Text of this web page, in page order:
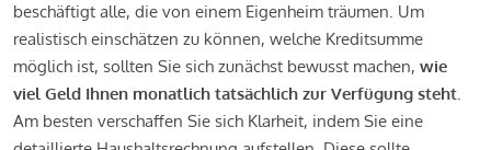
beschäftigt alle, die von einem Eigenheim träumen. Um
realistisch einschätzen zu können, welche Kreditsumme
möglich ist, sollten Sie sich zunächst bewusst machen, wie
viel Geld Ihnen monatlich tatsächlich zur Verfügung steht.
Am besten verschaffen Sie sich Klarheit, indem Sie eine